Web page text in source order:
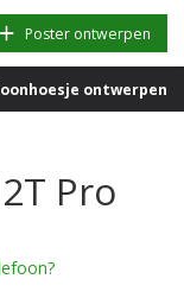
Poster ontwerpen
ontwerpen
Pro